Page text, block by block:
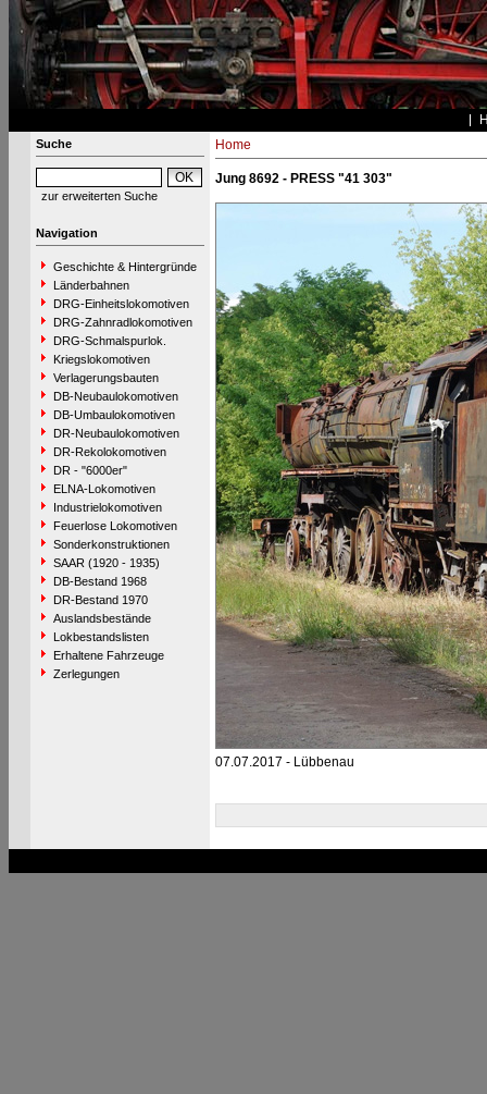
Suche
zur erweiterten Suche
Navigation
Geschichte & Hintergründe
Länderbahnen
DRG-Einheitslokomotiven
DRG-Zahnradlokomotiven
DRG-Schmalspurlok.
Kriegslokomotiven
Verlagerungsbauten
DB-Neubaulokomotiven
DB-Umbaulokomotiven
DR-Neubaulokomotiven
DR-Rekolokomotiven
DR - "6000er"
ELNA-Lokomotiven
Industrielokomotiven
Feuerlose Lokomotiven
Sonderkonstruktionen
SAAR (1920 - 1935)
DB-Bestand 1968
DR-Bestand 1970
Auslandsbestände
Lokbestandslisten
Erhaltene Fahrzeuge
Zerlegungen
Home
Jung 8692 - PRESS "41 303"
07.07.2017 - Lübbenau